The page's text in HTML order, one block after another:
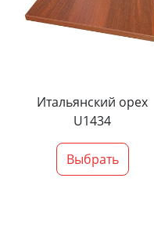
Итальянский орех
U1434
Выбрать